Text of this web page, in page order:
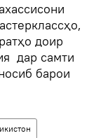
доир
дар самти
барои